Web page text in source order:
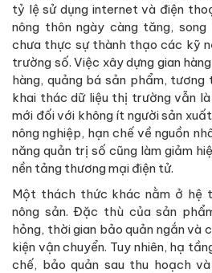
tỷ lệ sử dụng internet và điện
nông thôn ngày càng tăng, song
chưa thực sự thành thạo các kỹ
trường số. Việc xây dựng gian
hàng, quảng bá sản phẩm,
khai thác dữ liệu thị trường vẫn
mới đối với không ít người sản
nông nghiệp, hạn chế về nguồn
năng quản trị số cũng làm giảm
nền tảng thương mại điện tử.
Một thách thức khác nằm ở hệ
nông sản. Đặc thù của sản
hỏng, thời gian bảo quản ngắn và
kiện vận chuyển. Tuy nhiên, hạ
chế, bảo quản sau thu hoạch